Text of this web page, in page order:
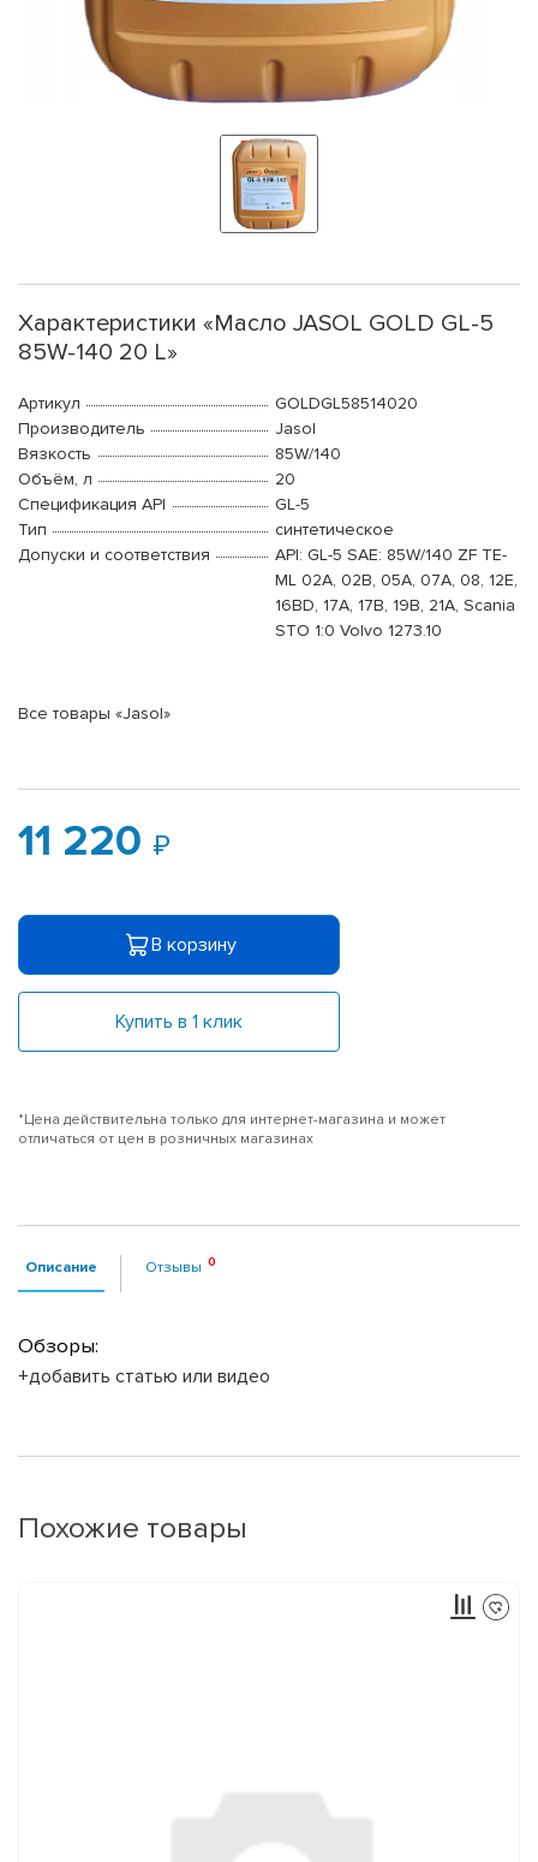
Характеристики «Масло JASOL GOLD GL-5
85W-140 20 L»
Артикул
GOLDGL58514020
Производитель
Jasol
Вязкость
85W/140
Объём, л
20
Спецификация API
GL-5
Тип
синтетическое
Допуски и соответствия
API: GL-5 SAE: 85W/140 ZF TE-
ML 02A, 02B, 05A, 07A, 08, 12E,
16BD, 17A, 17B, 19B, 21A, Scania
STO 1:0 Volvo 1273.10
Все товары «Jasol»
11 220
В корзину
Купить в 1 клик
*Цена действительна только для интернет-магазина и может
отличаться от цен в розничных магазинах
Описание Отзывы
Обзоры:
+добавить статью или видео
Похожие товары